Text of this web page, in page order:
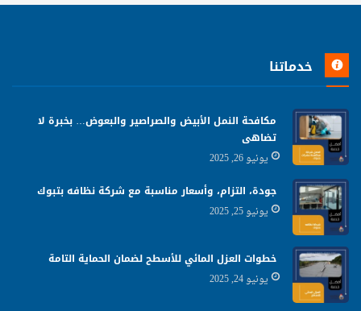
خدماتنا
مكافحة النمل الأبيض والصراصير والبعوض… بخبرة لا
تضاهى
يونيو 26, 2025
جودة، التزام، وأسعار مناسبة مع شركة نظافه بتبوك
يونيو 25, 2025
خطوات العزل المائي للأسطح لضمان الحماية التامة
يونيو 24, 2025